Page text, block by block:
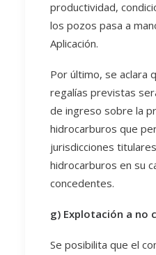
productividad,
los pozos pasa a
Aplicación.
Por último, se aclara
regalías previstas
de ingreso sobre la
hidrocarburos que
jurisdicciones
hidrocarburos en su
concedentes.
g) Explotación a no
Se posibilita que el